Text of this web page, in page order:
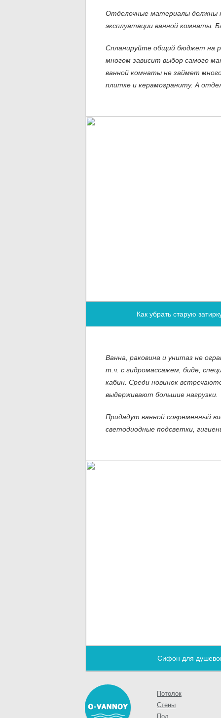
Отделочные материалы должны
эксплуатации ванной комнаты.
Спланируйте общий бюджет на
многом зависит выбор самого
ванной комнаты не займет
плитке и керамограниту. А
Как убрать старую
Ванна, раковина и унитаз не
т.ч. с гидромассажем, биде,
кабин. Среди новинок
выдерживают большие нагрузки.
Придадут ванной современный
светодиодные подсветки,
Сифон для
Потолок
Стены
Пол